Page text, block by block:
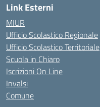
Link Esterni
MIUR
Ufficio Scolastico Regionale
Ufficio Scolastico Territoriale
Scuola in Chiaro
Iscrizioni On Line
Invalsi
Comune